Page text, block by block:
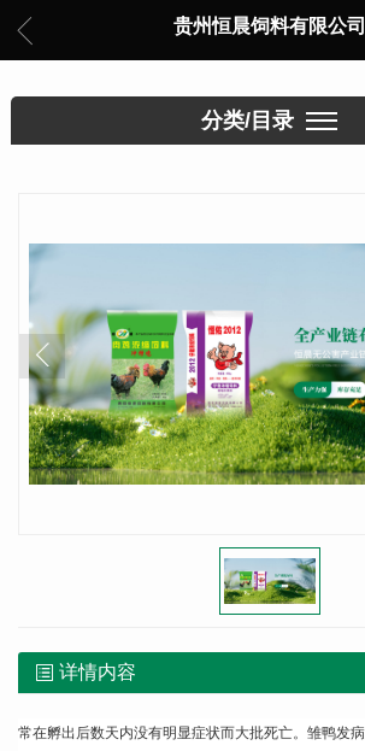
贵州恒晨饲料有限公司
分类/目录
详情内容
常在孵出后数天内没有明显症状而大批死亡。雏鸭发